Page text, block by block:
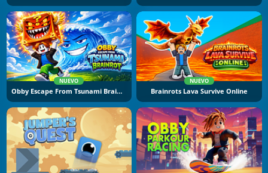
NUEVO
Obby Escape From Tsunami Brainrot
NUEVO
Brainrots Lava Survive Online